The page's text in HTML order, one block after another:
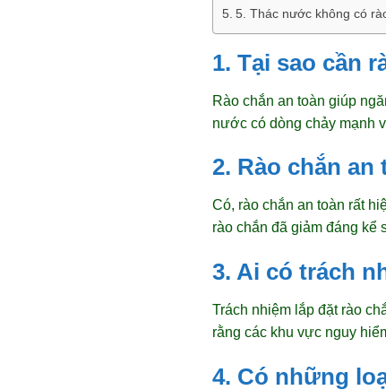
5. Thác nước không có
1. Tại sao cần
Rào chắn an toàn giúp
nước có dòng chảy mạnh
2. Rào chắn
Có, rào chắn an toàn rất
rào chắn đã giảm đáng kể
3. Ai có trách
Trách nhiệm lắp đặt rào
rằng các khu vực nguy
4. Có những